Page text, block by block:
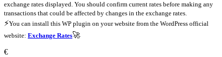
exchange rates displayed. You should confirm current rates before making any
transactions that could be affected by changes in the exchange rates.
⚡You can install this WP plugin on your website from the WordPress official
website: Exchange Rates🚀
€